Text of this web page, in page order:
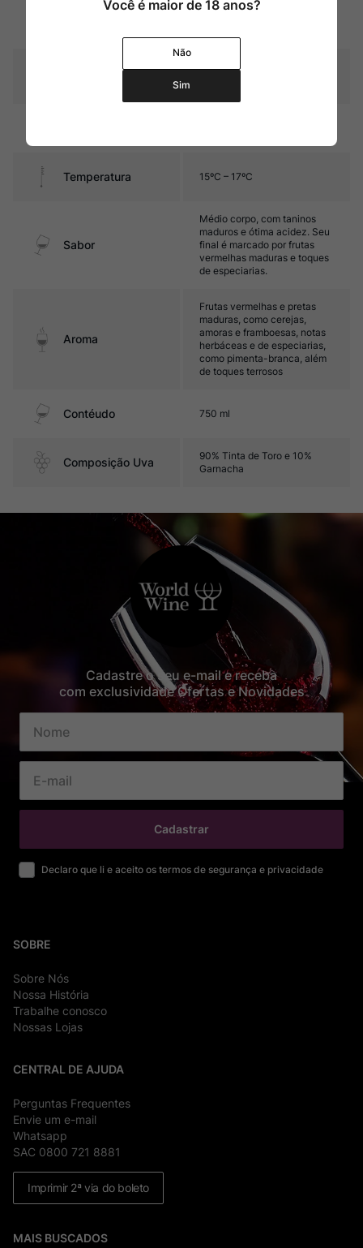
Graduação Alcóoli
Temperatura 15ºC – 17ºC
Sabor
Médio corpo, com taninos
maduros e ótima acidez. Seu
final é marcado por frutas
vermelhas maduras e toques
de especiarias.
Aroma
Frutas vermelhas e pretas
maduras, como cerejas,
amoras e framboesas, notas
herbáceas e de especiarias,
como pimenta-branca, além
de toques terrosos
Contéudo 750 ml
Composição Uva
90% Tinta de Toro e 10%
Garnacha
Cadastre o seu e-mail e receba
com exclusividade Ofertas e Novidades
Cadastrar
Declaro que li e aceito os termos de segurança e privacidade
SOBRE
Sobre Nós
Nossa História
Trabalhe conosco
Nossas Lojas
CENTRAL DE AJUDA
Perguntas Frequentes
Envie um e-mail
Whatsapp
SAC 0800 721 8881
Imprimir 2ª via do boleto
MAIS BUSCADOS
Você é maior de 18 anos?
Não
Sim